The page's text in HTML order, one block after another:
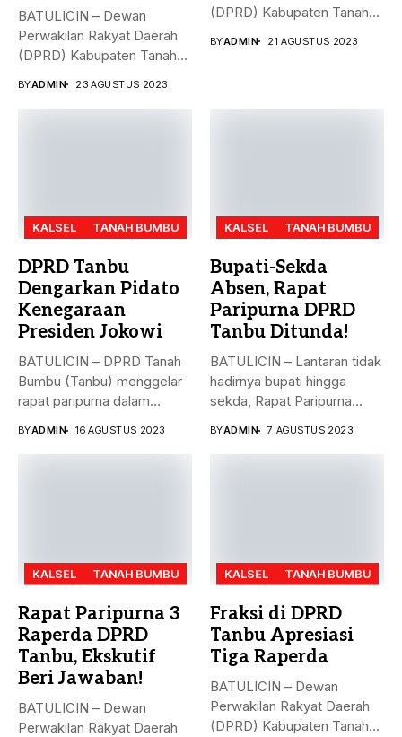
BATULICIN – Dewan
Perwakilan Rakyat Daerah
(DPRD) Kabupaten Tanah
BYADMIN 23 AGUSTUS 2023
(DPRD) Kabupaten Tanah
BYADMIN 21 AGUSTUS 2023
KALSEL TANAH BUMBU
DPRD Tanbu
Dengarkan Pidato
Kenegaraan
Presiden Jokowi
BATULICIN – DPRD Tanah
Bumbu (Tanbu) menggelar
rapat paripurna dalam
BYADMIN 16 AGUSTUS 2023
KALSEL TANAH BUMBU
Bupati-Sekda
Absen, Rapat
Paripurna DPRD
Tanbu Ditunda!
BATULICIN – Lantaran tidak
hadirnya bupati hingga
sekda, Rapat Paripurna
BYADMIN 7 AGUSTUS 2023
KALSEL TANAH BUMBU
Rapat Paripurna 3
Raperda DPRD
Tanbu, Ekskutif
Beri Jawaban!
BATULICIN – Dewan
Perwakilan Rakyat Daerah
KALSEL TANAH BUMBU
Fraksi di DPRD
Tanbu Apresiasi
Tiga Raperda
BATULICIN – Dewan
Perwakilan Rakyat Daerah
(DPRD) Kabupaten Tanah